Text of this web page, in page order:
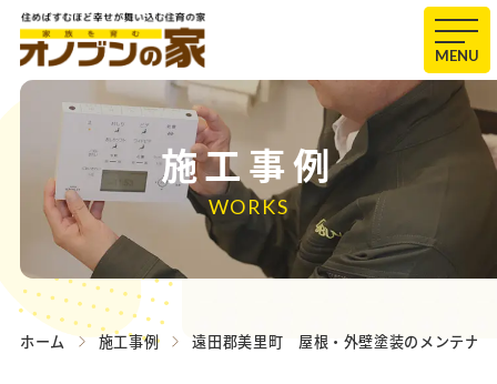
MENU
施工事例
WORKS
ホーム 施工事例 遠田郡美里町 屋根・外壁塗装のメンテナ